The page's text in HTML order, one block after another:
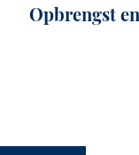
Opbrengst